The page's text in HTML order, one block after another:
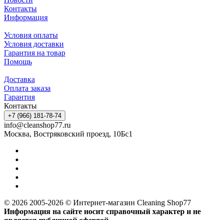
Контакты
Информация
Условия оплаты
Условия доставки
Гарантия на товар
Помощь
Доставка
Оплата заказа
Гарантия
Контакты
+7 (966) 181-78-74
info@cleanshop77.ru
Москва, Востряковский проезд, 10Бс1
© 2026 2005-2026 © Интернет-магазин Cleaning Shop77
Информация на сайте носит справочный характер и не